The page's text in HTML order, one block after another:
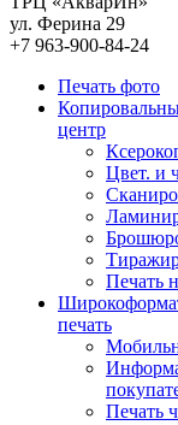
ул. Ферина 29
+7 963-900-84-24
Печать фото
центр
Цвет. и
Печать
печать
Печать